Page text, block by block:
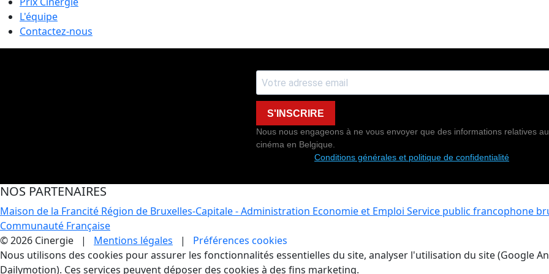
L'équipe
Contactez-nous
S'INSCRIRE
Nous nous engageons à ne vous envoyer que des informations relatives au
cinéma en Belgique.
Conditions générales et politique de confidentialité
NOS PARTENAIRES
Maison de la Francité Région de Bruxelles-Capitale - Administration Economie et Emploi Service public francophone
Communauté Française
© 2026 Cinergie | Mentions légales | Préférences cookies
Gestion des Cookies
Nous utilisons des cookies pour assurer les fonctionnalités essentielles du site, analyser l'utilisation du site (Google
Dailymotion). Ces services peuvent déposer des cookies à des fins marketing.